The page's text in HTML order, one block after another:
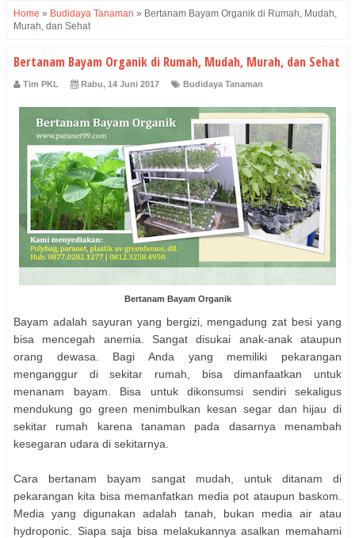
Home » Budidaya Tanaman » Bertanam Bayam Organik di Rumah, Mudah,
Murah, dan Sehat
Bertanam Bayam Organik di Rumah, Mudah, Murah, dan Sehat
Tim PKL Rabu, 14 Juni 2017 Budidaya Tanaman
Bertanam Bayam Organik
Bayam adalah sayuran yang bergizi, mengadung zat besi yang
bisa mencegah anemia. Sangat disukai anak-anak ataupun
orang dewasa. Bagi Anda yang memiliki pekarangan
menganggur di sekitar rumah, bisa dimanfaatkan untuk
menanam bayam. Bisa untuk dikonsumsi sendiri sekaligus
mendukung go green menimbulkan kesan segar dan hijau di
sekitar rumah karena tanaman pada dasarnya menambah
kesegaran udara di sekitarnya.
Cara bertanam bayam sangat mudah, untuk ditanam di
pekarangan kita bisa memanfatkan media pot ataupun baskom.
Media yang digunakan adalah tanah, bukan media air atau
hydroponic. Siapa saja bisa melakukannya asalkan memahami